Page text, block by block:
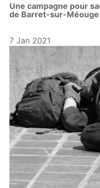
Une campagne pour
de Barret-sur-Méouge
7 Jan 2021